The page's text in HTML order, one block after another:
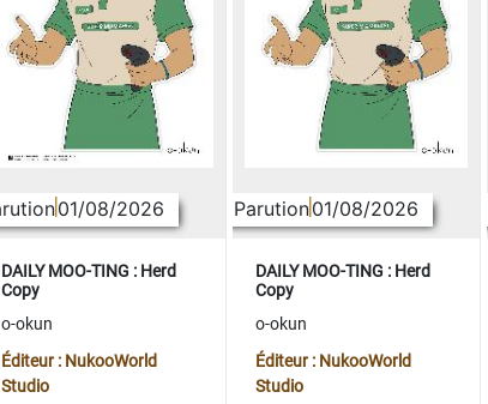
01/08/2026
DAILY MOO-TING : Herd
Copy
o-okun
Éditeur : NukooWorld
Studio
Parution01/08/2026
DAILY MOO-TING : Herd
Copy
o-okun
Éditeur : NukooWorld
Studio